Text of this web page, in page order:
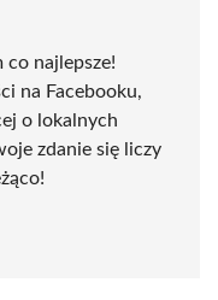
najlepsze!
na Facebooku,
o lokalnych
zdanie się liczy